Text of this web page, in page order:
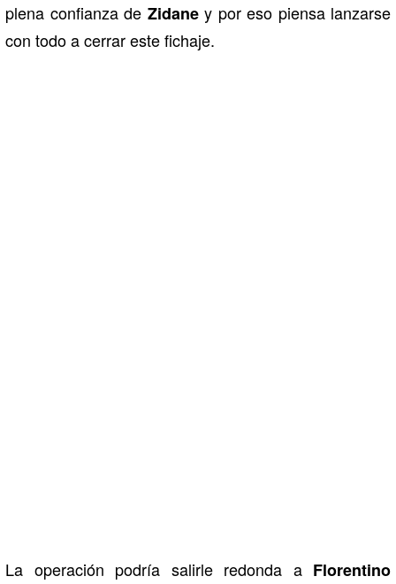
plena confianza de Zidaney por eso piensa lanzarse
con todo a cerrar este fichaje.
La operación podría salirle redonda a Florentino